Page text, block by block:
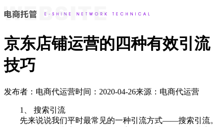
京东店铺运营的四种有效引流
技巧
发布者：电商代运营时间：2020-04-26来源：电商代运营
1、 搜索引流
先来说说我们平时最常见的一种引流方式——搜索引流。